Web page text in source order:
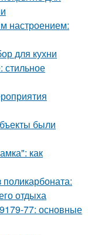
настроением:
для кухни
стильное
были
как
отдыха
77: основные